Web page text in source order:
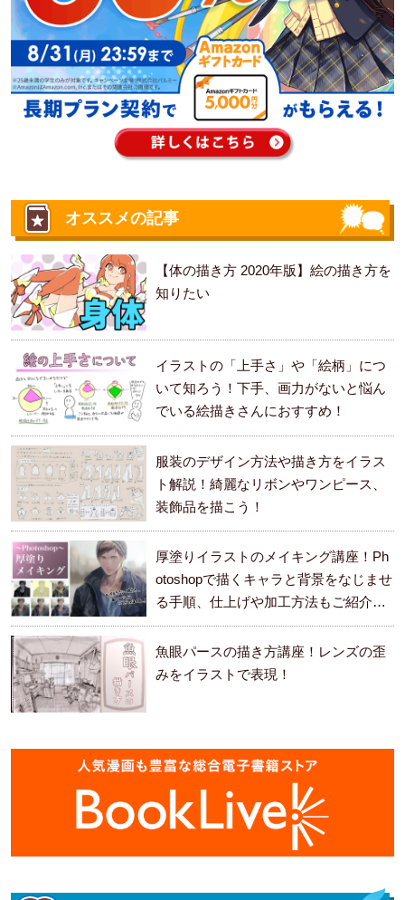
オススメの記事
【体の描き方 2020年版】絵の描き方を
知りたい
イラストの「上手さ」や「絵柄」につ
いて知ろう！下手、画力がないと悩ん
でいる絵描きさんにおすすめ！
服装のデザイン方法や描き方をイラス
ト解説！綺麗なリボンやワンピース、
装飾品を描こう！
厚塗りイラストのメイキング講座！Ph
otoshopで描くキャラと背景をなじませ
る手順、仕上げや加工方法もご紹介し
ます。
魚眼パースの描き方講座！レンズの歪
みをイラストで表現！